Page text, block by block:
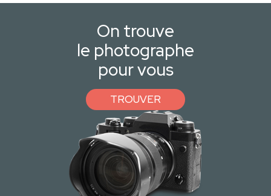
On trouve
le photographe
pour vous
TROUVER